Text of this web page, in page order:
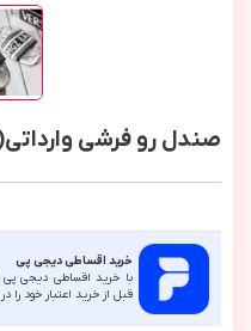
صندل رو فرشی
خرید اقساطی دیجی پی
با خرید اقساطی دیجی پی
قبل از خرید اعتبار خود را